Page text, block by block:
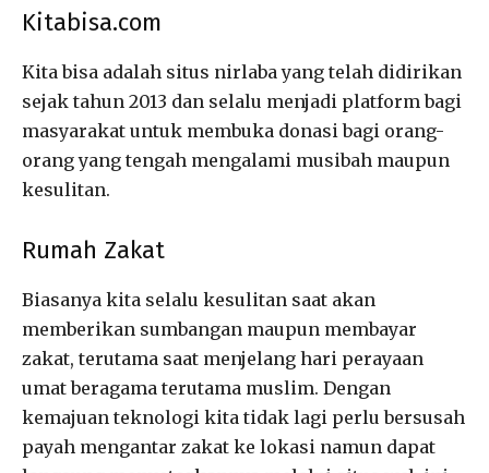
Kitabisa.com
Kita bisa adalah situs nirlaba yang telah didirikan
sejak tahun 2013 dan selalu menjadi platform bagi
masyarakat untuk membuka donasi bagi orang-
orang yang tengah mengalami musibah maupun
kesulitan.
Rumah Zakat
Biasanya kita selalu kesulitan saat akan
memberikan sumbangan maupun membayar
zakat, terutama saat menjelang hari perayaan
umat beragama terutama muslim. Dengan
kemajuan teknologi kita tidak lagi perlu bersusah
payah mengantar zakat ke lokasi namun dapat